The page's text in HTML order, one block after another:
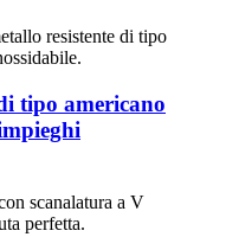
tipo americano